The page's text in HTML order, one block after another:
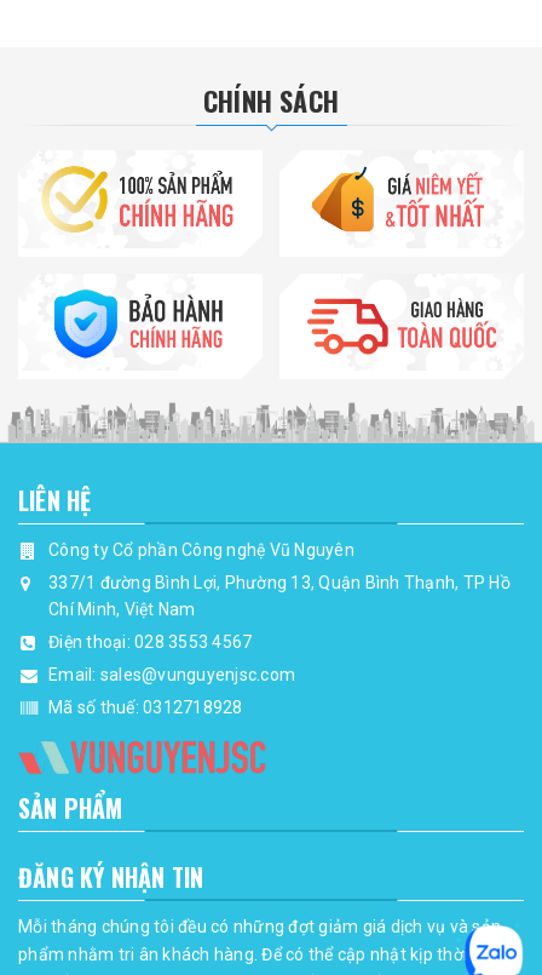
CHÍNH SÁCH
LIÊN HỆ
Công ty Cổ phần Công nghệ Vũ Nguyên
337/1 đường Bình Lợi, Phường 13, Quận Bình Thạnh, TP Hồ
Chí Minh, Việt Nam
Điện thoại: 028 3553 4567
Email: sales@vunguyenjsc.com
Mã số thuế: 0312718928
SẢN PHẨM
ĐĂNG KÝ NHẬN TIN
Mỗi tháng chúng tôi đều có những đợt giảm giá dịch vụ và sản
phẩm nhằm tri ân khách hàng. Để có thể cập nhật kịp thời những